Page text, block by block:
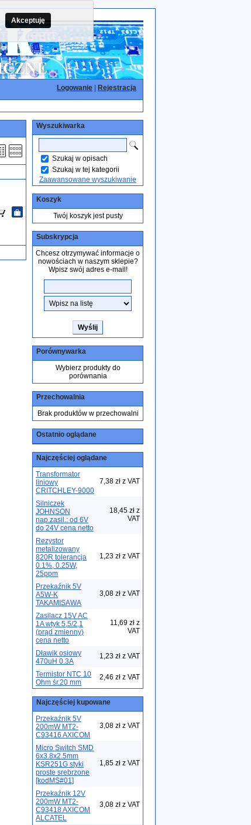
Logowanie Rejestracja
Wyszukiwarka
Szukaj w opisach
Szukaj w tej kategorii
Zaawansowane wyszukiwanie
Koszyk
Twój koszyk jest pusty
Subskrypcja
Chcesz otrzymywać informacje o
nowościach w naszym sklepie?
Wpisz swój adres e-mail!
Porównywarka
Wybierz produkty do
porównania
Przechowalnia
Brak produktów w przechowalni
Ostatnio oglądane
Najczęściej oglądane
Transformator
liniowy
CRITCHLEY-9000
7,38 zł z VAT
Silniczek
JOHNSON
nap.zasil.: od 6V
do 24V cena netto
18,45 zł z
VAT
Rezystor
metalizowany
820R tolerancja
0.1%, 0.25W,
25ppm
1,23 zł z VAT
Przekaźnik 5V
A5W-K
TAKAMISAWA
3,08 zł z VAT
Zasilacz 15V AC
1A wtyk 5,5/2,1
(prąd zmienny)
cena netto
11,69 zł z
VAT
Dławik osiowy
470uH 0.3A
1,23 zł z VAT
Termistor NTC 10
Ohm śr.20 mm
2,46 zł z VAT
Najczęściej kupowane
Przekaźnik 5V
200mW MT2-
C93416 AXICOM
3,08 zł z VAT
Micro Switch SMD
6x3.8x2.5mm
KSR251G styki
proste srebrzone
[kodMS#01]
1,85 zł z VAT
Przekaźnik 12V
200mW MT2-
C93418 AXICOM
ALCATEL
3,08 zł z VAT
Akceptuję